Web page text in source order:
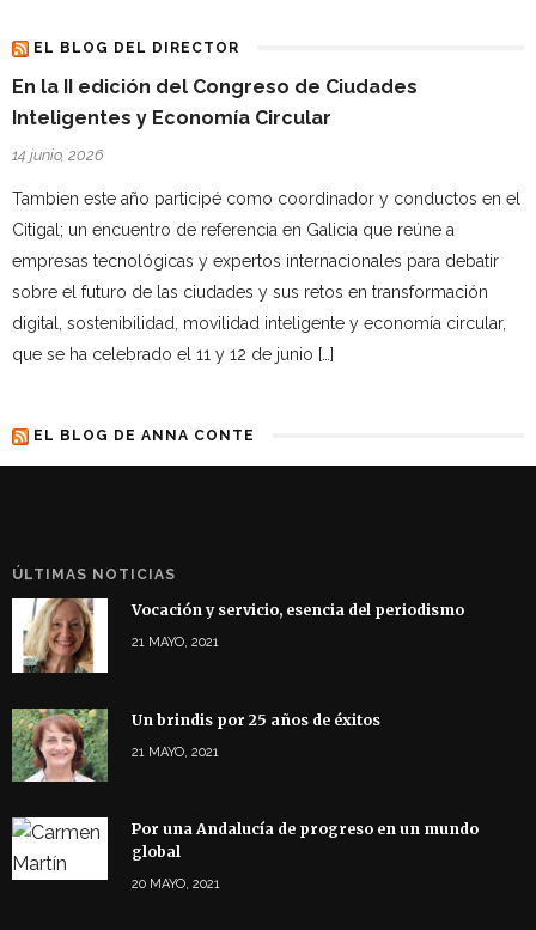
EL BLOG DEL DIRECTOR
En la II edición del Congreso de Ciudades
Inteligentes y Economía Circular
14 junio, 2026
Tambien este año participé como coordinador y conductos en el
Citigal; un encuentro de referencia en Galicia que reúne a
empresas tecnológicas y expertos internacionales para debatir
sobre el futuro de las ciudades y sus retos en transformación
digital, sostenibilidad, movilidad inteligente y economía circular,
que se ha celebrado el 11 y 12 de junio […]
EL BLOG DE ANNA CONTE
ÚLTIMAS NOTICIAS
Vocación y servicio, esencia del periodismo
21 MAYO, 2021
Un brindis por 25 años de éxitos
21 MAYO, 2021
Por una Andalucía de progreso en un mundo
global
20 MAYO, 2021